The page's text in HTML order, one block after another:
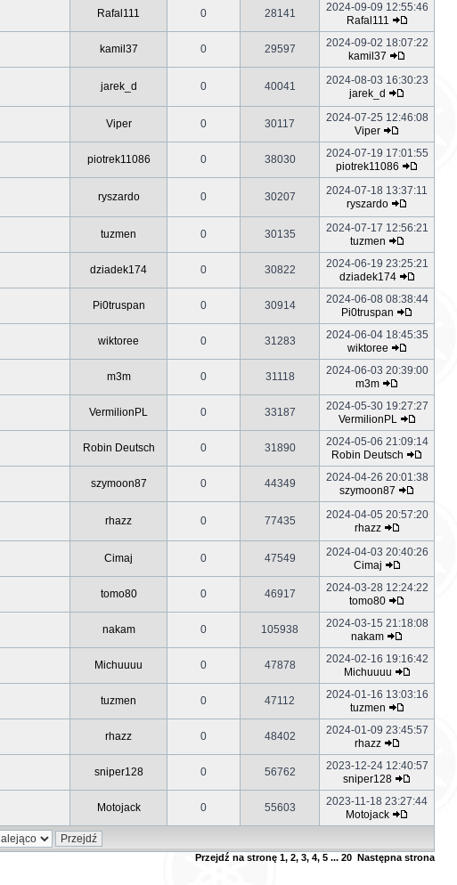
Rafal111 0 28141
2024-09-09 12:55:46
Rafal111
kamil37 0 29597
2024-09-02 18:07:22
kamil37
jarek_d 0 40041
2024-08-03 16:30:23
jarek_d
Viper 0 30117
2024-07-25 12:46:08
Viper
piotrek11086 0 38030
2024-07-19 17:01:55
piotrek11086
ryszardo 0 30207
2024-07-18 13:37:11
ryszardo
tuzmen 0 30135
2024-07-17 12:56:21
tuzmen
dziadek174 0 30822
2024-06-19 23:25:21
dziadek174
Pi0truspan 0 30914
2024-06-08 08:38:44
Pi0truspan
wiktoree 0 31283
2024-06-04 18:45:35
wiktoree
m3m 0 31118
2024-06-03 20:39:00
m3m
VermilionPL 0 33187
2024-05-30 19:27:27
VermilionPL
Robin Deutsch 0 31890
2024-05-06 21:09:14
Robin Deutsch
szymoon87 0 44349
2024-04-26 20:01:38
szymoon87
rhazz 0 77435
2024-04-05 20:57:20
rhazz
Cimaj 0 47549
2024-04-03 20:40:26
Cimaj
tomo80 0 46917
2024-03-28 12:24:22
tomo80
nakam 0 105938
2024-03-15 21:18:08
nakam
Michuuuu 0 47878
2024-02-16 19:16:42
Michuuuu
tuzmen 0 47112
2024-01-16 13:03:16
tuzmen
rhazz 0 48402
2024-01-09 23:45:57
rhazz
sniper128 0 56762
2023-12-24 12:40:57
sniper128
Motojack 0 55603
2023-11-18 23:27:44
Motojack
Przejdź na stronę 1, 2, 3, 4, 5 ... 20 Następna strona